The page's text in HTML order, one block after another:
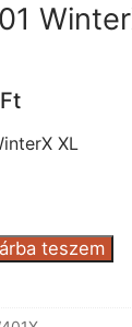
FtCurrent
is: XL
teszem